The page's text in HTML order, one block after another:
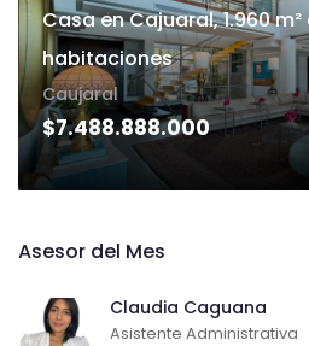
Casa en Cajuaral, 1.960
habitaciones
Caujaral
$7.488.888.000
Asesor del Mes
Claudia Caguana
Asistente Administrativa